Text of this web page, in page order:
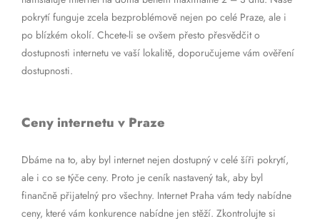
pokrytí funguje zcela bezproblémově nejen po celé Praze, ale i
po blízkém okolí. Chcete-li se ovšem přesto přesvědčit o
dostupnosti internetu ve vaší lokalitě, doporučujeme vám ověření
dostupnosti.
Ceny internetu v Praze
Dbáme na to, aby byl internet nejen dostupný v celé šíři pokrytí,
ale i co se týče ceny. Proto je ceník nastavený tak, aby byl
finančně přijatelný pro všechny. Internet Praha vám tedy nabídne
ceny, které vám konkurence nabídne jen stěží. Zkontrolujte si